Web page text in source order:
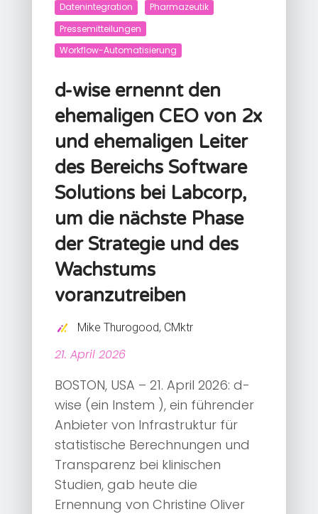
Datenintegration
Pharmazeutik
Pressemitteilungen
Workflow-Automatisierung
d-wise ernennt den
ehemaligen CEO von 2x
und ehemaligen Leiter
des Bereichs Software
Solutions bei Labcorp,
um die nächste Phase
der Strategie und des
Wachstums
voranzutreiben
Mike Thurogood, CMktr
21. April 2026
BOSTON, USA – 21. April 2026: d-
wise (ein Instem ), ein führender
Anbieter von Infrastruktur für
statistische Berechnungen und
Transparenz bei klinischen
Studien, gab heute die
Ernennung von Christine Oliver